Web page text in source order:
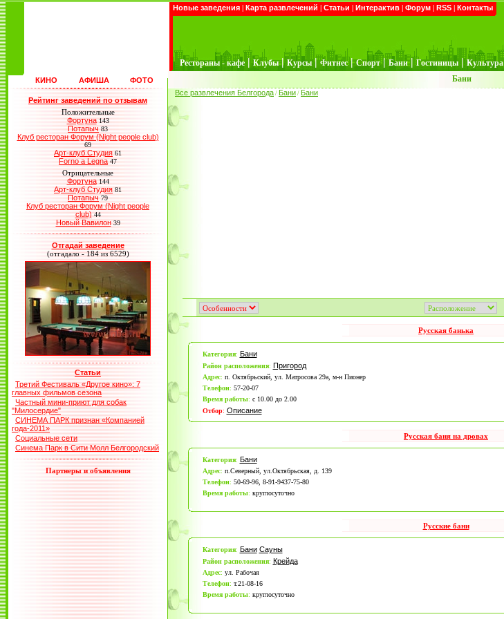
Новые заведения | Карта развлечений | Статьи | Интерактив | Форум | RSS | Контакты
Рестораны - кафе | Клубы | Курсы | Фитнес | Спорт | Бани | Гостиницы | Культура
КИНО АФИША ФОТО Бани
Рейтинг заведений по отзывам
Положительные
Фортуна 143
Потапыч 83
Клуб ресторан Форум (Night people club)
69
Арт-клуб Студия 61
Forno a Legna 47
Отрицательные
Фортуна 144
Арт-клуб Студия 81
Потапыч 79
Клуб ресторан Форум (Night people
club) 44
Новый Вавилон 39
Отгадай заведение
(отгадало - 184 из 6529)
Статьи
Третий Фестиваль «Другое кино»: 7
главных фильмов сезона
Частный мини-приют для собак
"Милосердие"
СИНЕМА ПАРК признан «Компанией
года-2011»
Социальные сети
Синема Парк в Сити Молл Белгородский
Партнеры и объявления
Все развлечения Белгорода / Бани / Бани
Русская банька
Категория: Бани
Район расположения: Пригород
Адрес: п. Октябрьский, ул. Матросова 29а, м-н Пионер
Телефон: 57-20-07
Время работы: с 10.00 до 2.00
Отбор: Описание
Русская баня на дровах
Категория: Бани
Адрес: п.Северный, ул.Октябрьская, д. 139
Телефон: 50-69-96, 8-91-9437-75-80
Время работы: круглосуточно
Русские бани
Категория: Бани Сауны
Район расположения: Крейда
Адрес: ул. Рабочая
Телефон: т.21-08-16
Время работы: круглосуточно